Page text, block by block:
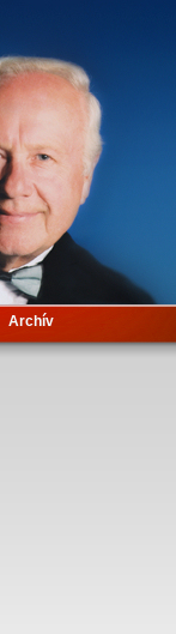
Archív